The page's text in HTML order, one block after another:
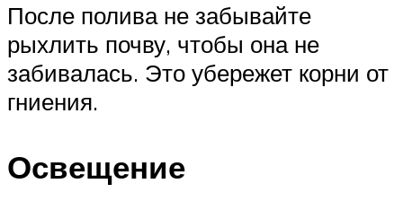
После полива не забывайте
рыхлить почву, чтобы она не
забивалась. Это убережет корни от
гниения.
Освещение